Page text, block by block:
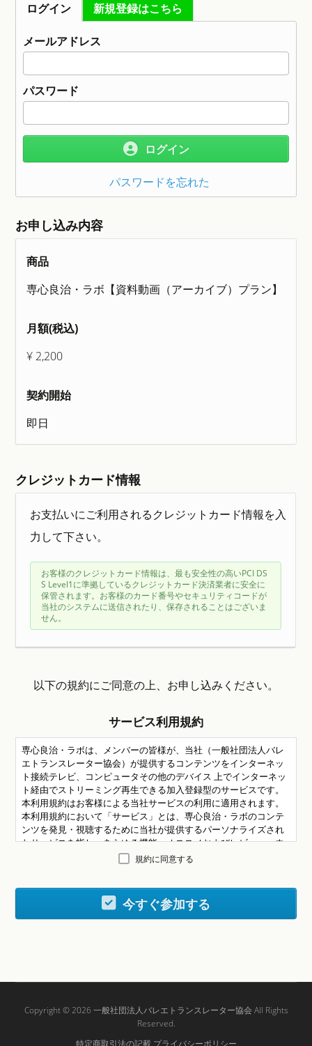
ログイン 新規登録はこちら
メールアドレス
パスワード
ログイン
パスワードを忘れた
お申し込み内容
商品
専心良治・ラボ【資料動画（アーカイブ）プラン】
月額(税込)
¥ 2,200
契約開始
即日
クレジットカード情報
お支払いにご利用されるクレジットカード情報を入
力して下さい。
お客様のクレジットカード情報は、最も安全性の高いPCI DS
S Level1に準拠しているクレジットカード決済業者に安全に
保管されます。お客様のカード番号やセキュリティコードが
当社のシステムに送信されたり、保存されることはございま
せん。
以下の規約にご同意の上、お申し込みください。
サービス利用規約
専心良治・ラボは、メンバーの皆様が、当社（一般社団法人バレ
エトランスレーター協会）が提供するコンテンツをインターネッ
ト接続テレビ、コンピュータその他のデバイス 上でインターネッ
ト経由でストリーミング再生できる加入登録型のサービスです。
本利用規約はお客様による当社サービスの利用に適用されます。
本利用規約において「サービス」とは、専心良治・ラボのコンテ
ンツを発見・視聴するために当社が提供するパーソナライズされ
たサービスを指し、あらゆる機能、オススメおよびレビュー、ウ
ェブサイト、ユーザーインターフェース、ならびに当社サービス
は、解約されるまで継続します。 専心良治・ラボサービスのご利
用にあたっては、インターネットアクセスおよび対応デバイスを
ご用意いただき、1つ以上のお支払い方法を当社にご提供いただく
照) に請求することを許可するものとします。 1.2. 当社は、特別な
キャンペーンプランを含む複数のメンバーシッププランをご提供
する場合があります。また、第三者の製品およびサービスの提供
規約に同意する
今すぐ参加する
Copyright © 2026 一般社団法人バレエトランスレーター協会All Rights
Reserved.